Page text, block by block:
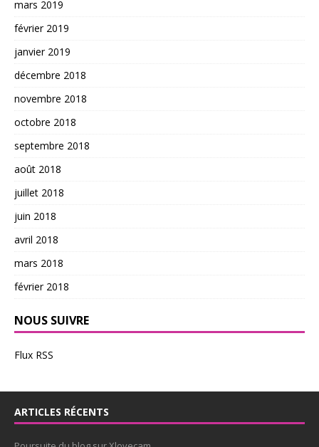
mars 2019
février 2019
janvier 2019
décembre 2018
novembre 2018
octobre 2018
septembre 2018
août 2018
juillet 2018
juin 2018
avril 2018
mars 2018
février 2018
NOUS SUIVRE
Flux RSS
ARTICLES RÉCENTS